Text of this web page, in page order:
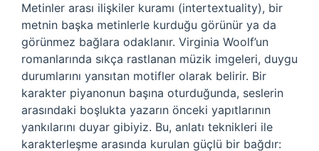
Metinler arası ilişkiler kuramı (intertextuality), bir
metnin başka metinlerle kurduğu görünür ya da
görünmez bağlara odaklanır. Virginia Woolf’un
romanlarında sıkça rastlanan müzik imgeleri, duygu
durumlarını yansıtan motifler olarak belirir. Bir
karakter piyanonun başına oturduğunda, seslerin
arasındaki boşlukta yazarın önceki yapıtlarının
yankılarını duyar gibiyiz. Bu, anlatı teknikleri ile
karakterleşme arasında kurulan güçlü bir bağdır: